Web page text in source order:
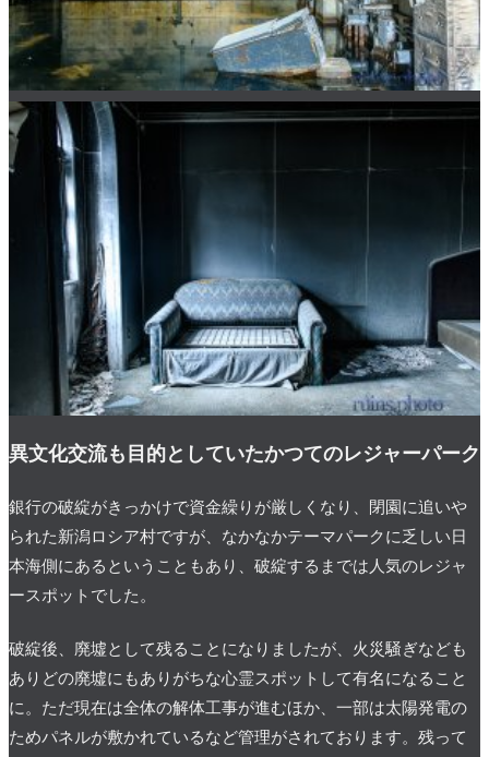
異文化交流も目的としていたかつてのレジャーパーク
銀行の破綻がきっかけで資金繰りが厳しくなり、閉園に追いや
られた新潟ロシア村ですが、なかなかテーマパークに乏しい日
本海側にあるということもあり、破綻するまでは人気のレジャ
ースポットでした。
破綻後、廃墟として残ることになりましたが、火災騒ぎなども
ありどの廃墟にもありがちな心霊スポットして有名になること
に。ただ現在は全体の解体工事が進むほか、一部は太陽発電の
ためパネルが敷かれているなど管理がされております。残って